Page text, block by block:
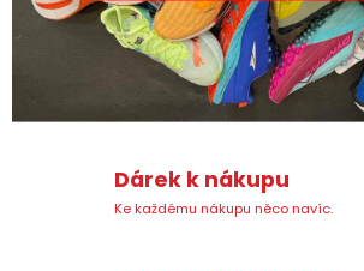
o
d
u
Dárek k nákupu
Ke každému nákupu něco navíc.